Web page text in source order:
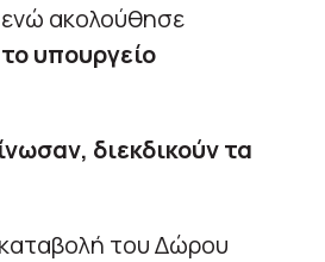
ακολούθησε
υπουργείο
διεκδικούν τα
του Δώρου